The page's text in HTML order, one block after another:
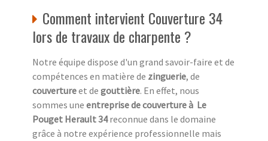
Comment intervient Couverture 34
lors de travaux de charpente ?
Notre équipe dispose d'un grand savoir-faire et de
compétences en matière de zinguerie, de
couvertureet de gouttière. En effet, nous
sommes une entreprise de couverture à Le
Pouget Herault 34reconnue dans le domaine
grâce à notre expérience professionnelle mais